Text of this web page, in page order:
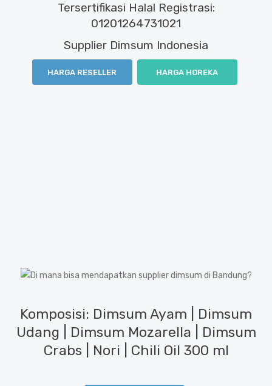
Tersertifikasi Halal Registrasi:
01201264731021
Supplier Dimsum Indonesia
HARGA RESELLER HARGA HOREKA
Komposisi: Dimsum Ayam | Dimsum
Udang | Dimsum Mozarella | Dimsum
Crabs | Nori | Chili Oil 300 ml